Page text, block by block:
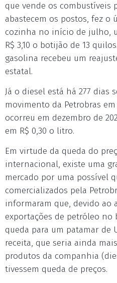
que vende os combustíveis
abastecem os postos, fez o
cozinha no início de julho,
R$ 3,10 o botijão de 13
gasolina recebeu um
estatal.
Já o diesel está há 277 dias
movimento da Petrobras
ocorreu em dezembro de
em R$ 0,30 o litro.
Em virtude da queda do
internacional, existe uma
mercado por uma possível
comercializados pela
informaram que, devido ao
exportações de petróleo no
queda para um patamar de
receita, que seria ainda
produtos da companhia
tivessem queda de preços.